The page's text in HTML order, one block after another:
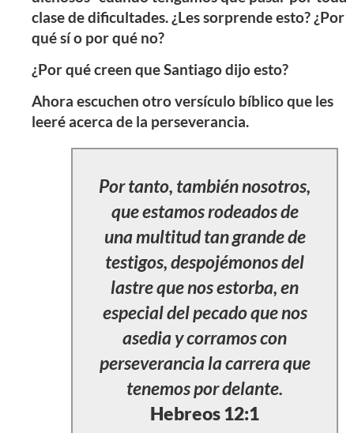
clase de dificultades. ¿Les sorprende esto? ¿Por
qué sí o por qué no?
¿Por qué creen que Santiago dijo esto?
Ahora escuchen otro versículo bíblico que les
leeré acerca de la perseverancia.
Por tanto, también nosotros,
que estamos rodeados de
una multitud tan grande de
testigos, despojémonos del
lastre que nos estorba, en
especial del pecado que nos
asedia y corramos con
perseverancia la carrera que
tenemos por delante.
Hebreos 12:1